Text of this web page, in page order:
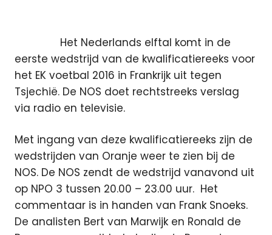
Het Nederlands elftal komt in de
eerste wedstrijd van de kwalificatiereeks voor
het EK voetbal 2016 in Frankrijk uit tegen
Tsjechië. De NOS doet rechtstreeks verslag
via radio en televisie.
Met ingang van deze kwalificatiereeks zijn de
wedstrijden van Oranje weer te zien bij de
NOS. De NOS zendt de wedstrijd vanavond uit
op NPO 3 tussen 20.00 – 23.00 uur. Het
commentaar is in handen van Frank Snoeks.
De analisten Bert van Marwijk en Ronald de